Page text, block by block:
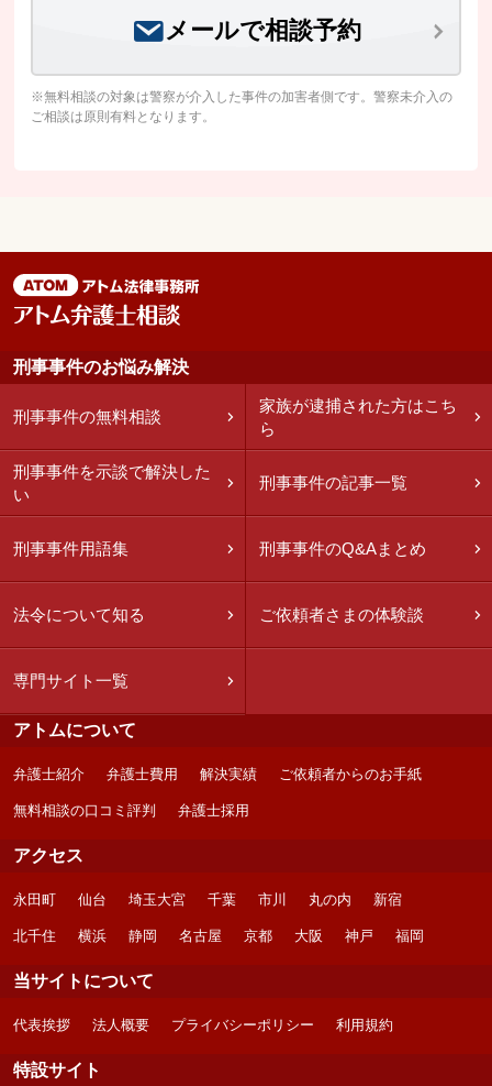
メールで相談予約
※無料相談の対象は警察が介入した事件の加害者側です。警察未介入の
ご相談は原則有料となります。
刑事事件のお悩み解決
刑事事件の無料相談
家族が逮捕された方はこち
ら
刑事事件を示談で解決した
い
刑事事件の記事一覧
刑事事件用語集 刑事事件のQ&Aまとめ
法令について知る ご依頼者さまの体験談
専門サイト一覧
アトムについて
弁護士紹介 弁護士費用 解決実績 ご依頼者からのお手紙
無料相談の口コミ評判 弁護士採用
アクセス
永田町 仙台 埼玉大宮 千葉 市川 丸の内 新宿
北千住 横浜 静岡 名古屋 京都 大阪 神戸 福岡
当サイトについて
代表挨拶 法人概要 プライバシーポリシー 利用規約
特設サイト